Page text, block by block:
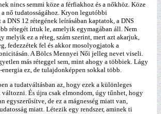
nincs semmi köze a férfiakhoz és a nőkhöz. Köze
nő tudatosságához. Kryon legutóbbi
DNS 12 rétegének leírásában kaptatok, a DNS
rétegét írtuk le, amelyik egymagában áll. Nem
melyik ez a réteg, szám szerint, mert azt akarjuk,
fedezzétek fel és akkor mosolyogjatok a
A Bölcs Mennyei Női jelleg nevet viseli.
más réteggel sem, mint ahogy a többiek. Lágy
energia ez, de tulajdonképpen sokkal több.
a tudatváltásban az, hogy ezek a különleges
változni. És újra csak elmondom, úgy tűnhet, hogy
egyszerűsítve, de ez a mágnesség miatt van,
miatt. Létezik egy rendszer, aminek ti